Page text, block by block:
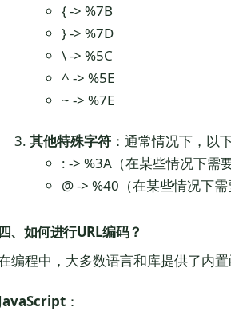
{ -> %7B
} -> %7D
\ -> %5C
^ -> %5E
~ -> %7E
其他特殊字符 ：通常情况下，以
: -> %3A（在某些情况下需
@ -> %40（在某些情况下需
、如何进行URL编码？
编程中，大多数语言和库提供了内
：